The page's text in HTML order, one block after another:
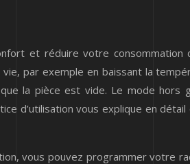
et réduire votre consommation
par exemple en baissant la
la pièce est vide. Le mode
d’utilisation vous explique en
vous pouvez programmer votre